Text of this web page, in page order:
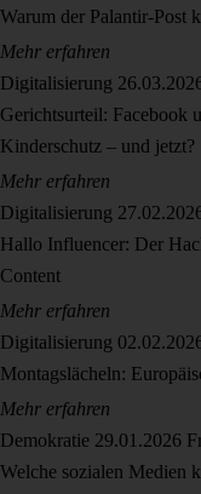
Warum der Palantir-Post
Mehr erfahren
Digitalisierung
Gerichtsurteil: Facebook
Kinderschutz – und jetzt?
Mehr erfahren
Digitalisierung
Hallo Influencer: Der
Content
Mehr erfahren
Digitalisierung
Montagslächeln:
Mehr erfahren
Demokratie 29.01.2026
Welche sozialen Medien